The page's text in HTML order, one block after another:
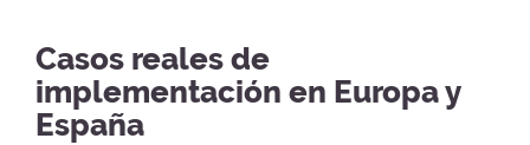
Casos reales de
implementación en Europa y
España